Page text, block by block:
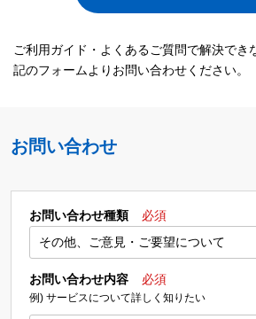
ご利用ガイド・よくあるご質問で解決でき
記のフォームよりお問い合わせください。
お問い合わせ
お問い合わせ種類 必須
お問い合わせ内容 必須
例) サービスについて詳しく知りたい